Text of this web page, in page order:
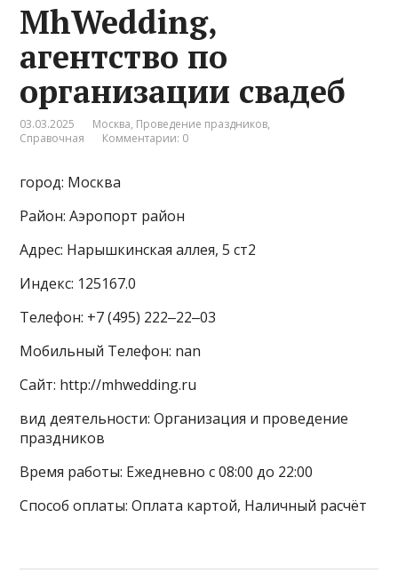
MhWedding,
агентство по
организации свадеб
03.03.2025 Москва, Проведение праздников,
Справочная
Комментарии: 0
город: Москва
Район: Аэропорт район
Адрес: Нарышкинская аллея, 5 ст2
Индекс: 125167.0
Телефон: +7 (495) 222‒22‒03
Мобильный Телефон: nan
Сайт: http://mhwedding.ru
вид деятельности: Организация и проведение
праздников
Время работы: Ежедневно с 08:00 до 22:00
Способ оплаты: Оплата картой, Наличный расчёт